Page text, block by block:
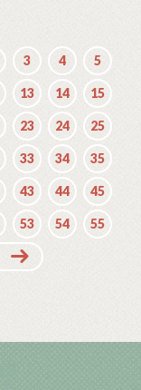
3 4 5
13 14 15
23 24 25
33 34 35
43 44 45
53 54 55